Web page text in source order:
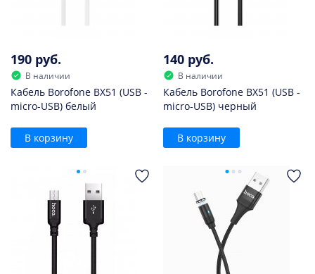
190 руб.
В наличии
Кабель Borofone BX51 (USB -
micro-USB) белый
В корзину
140 руб.
В наличии
Кабель Borofone BX51 (USB -
micro-USB) черный
В корзину